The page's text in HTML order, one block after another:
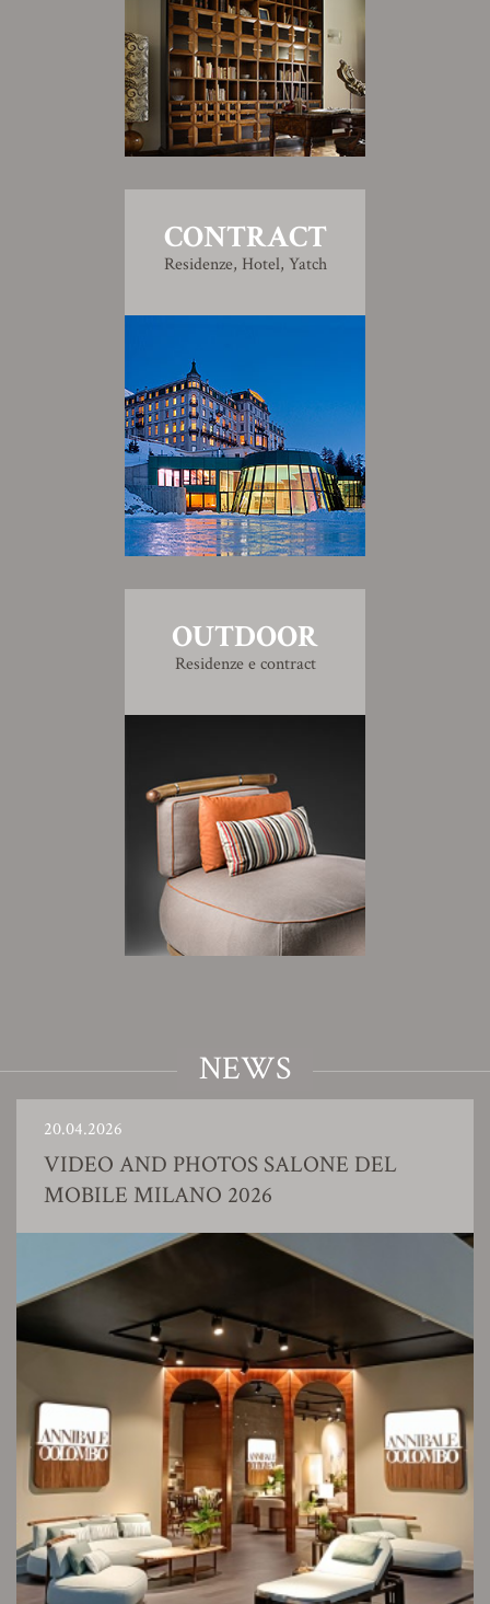
CONTRACT
Residenze, Hotel, Yatch
OUTDOOR
Residenze e contract
NEWS
20.04.2026
VIDEO AND PHOTOS SALONE DEL
MOBILE MILANO 2026